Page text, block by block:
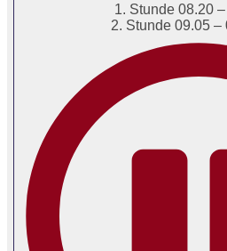
1. Stunde 08.20
2. Stunde 09.05 –